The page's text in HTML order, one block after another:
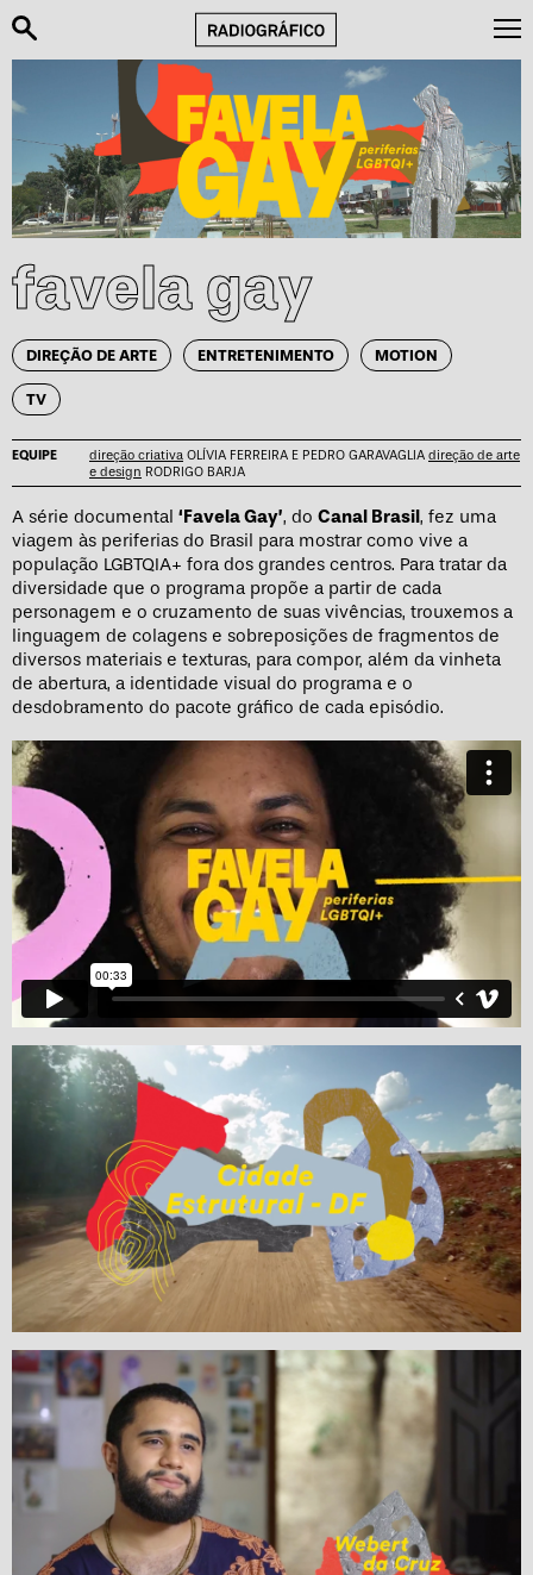
favela gay
DIREÇÃO DE ARTE ENTRETENIMENTO MOTION
TV
EQUIPE direção criativa OLÍVIA FERREIRA E PEDRO GARAVAGLIA direção de arte
e design RODRIGO BARJA
A série documental ‘Favela Gay’, do Canal Brasil, fez uma
viagem às periferias do Brasil para mostrar como vive a
população LGBTQIA+ fora dos grandes centros. Para tratar da
diversidade que o programa propõe a partir de cada
personagem e o cruzamento de suas vivências, trouxemos a
linguagem de colagens e sobreposições de fragmentos de
diversos materiais e texturas, para compor, além da vinheta
de abertura, a identidade visual do programa e o
desdobramento do pacote gráfico de cada episódio.